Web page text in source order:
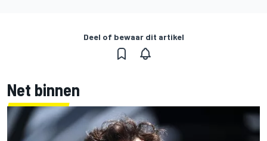
Deel of bewaar dit artikel
Net binnen